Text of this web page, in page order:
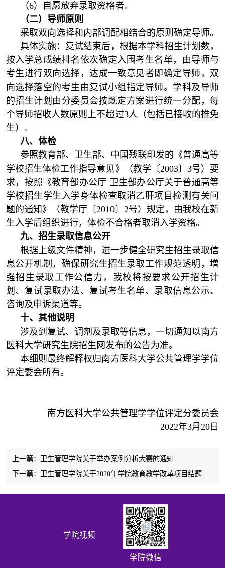
（6）自愿放弃录取资格者。
（二）导师原则
采取双向选择和内部调配相结合的原则确定导师。
具体实施：复试结束后，根据本学科招生计划数，
按入学总成绩排名依次确定入围考生名单，由导师与
考生进行双向选择，达成一致意见者即确定导师，双
向选择落空的考生由复试小组指定导师。学科及导师
的招生计划由分委员会按既定方案进行统一分配，每
个导师招收人数原则上不超过3人（包括已接收的推免
生）。
八、体检
参照教育部、卫生部、中国残联印发的《普通高等
学校招生体检工作指导意见》（教学〔2003〕3号）要
求，按照《教育部办公厅 卫生部办公厅关于普通高等
学校招生学生入学身体检查取消乙肝项目检测有关问
题的通知》（教学厅〔2010〕2号）规定，由我校在新
生入学后组织进行，体检不合格者取消入学资格。
九、招生录取信息公开
根据上级文件精神，进一步健全研究生招生录取信
息公开机制，确保研究生招生录取工作规范透明，增
强招生录取工作公信力，我校将按要求公开招生计
划、复试录取办法、复试考生名单、录取信息公示、
咨询及申诉渠道等。
十、其他说明
涉及到复试、调剂及录取等信息，一切通知以南方
医科大学研究生院招生网发布的公告为准。
本细则最终解释权归南方医科大学公共管理学学位
评定委会所有。
南方医科大学公共管理学学位评定分委员会
2022年3月20日
上一篇：卫生管理学院关于举办案例分析大赛的通知
学院视频
学院微信